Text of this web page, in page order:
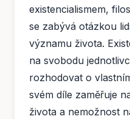
existencialismem,
se zabývá otázkou
významu života.
na svobodu
rozhodovat o
svém díle zaměřuje
života a nemožnost